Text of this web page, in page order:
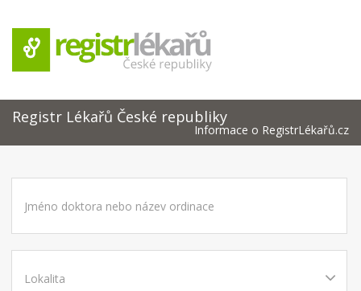
Registr Lékařů České republiky
Informace o RegistrLékařů.cz